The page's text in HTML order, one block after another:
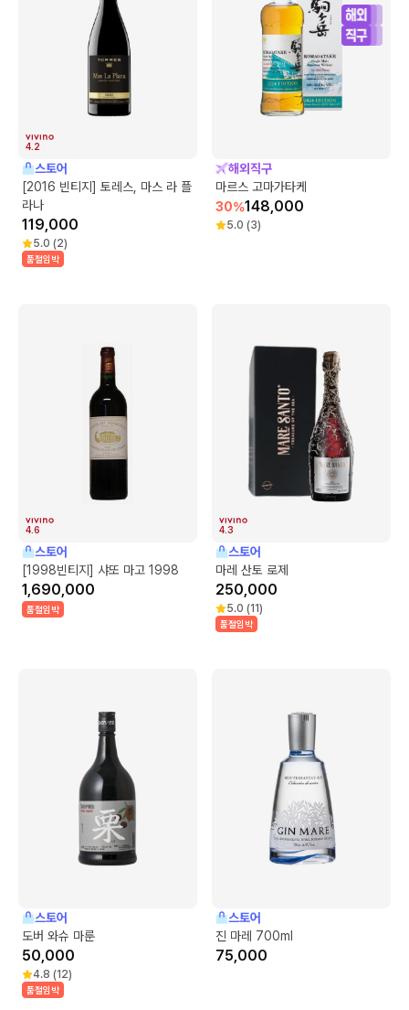
4.2
스토어
[2016 빈티지] 토레스, 마스 라 플
라나
119,000
5.0 (2)
품절임박
해외직구
마르스 고마가타케
30%148,000
5.0 (3)
4.6
스토어
[1998빈티지] 샤또 마고 1998
1,690,000
품절임박
4.3
스토어
마레 산토 로제
250,000
5.0 (11)
품절임박
스토어
도버 와슈 마룬
50,000
4.8 (12)
품절임박
스토어
진 마레 700ml
75,000